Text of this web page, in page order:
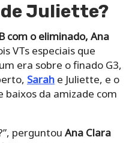
Juliette?
com o eliminado, Ana
VTs especiais que
era sobre o finado G3,
Sarah e Juliette, e o
da amizade com
perguntou Ana Clara